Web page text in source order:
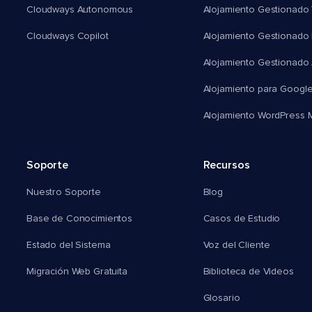
Cloudways Autonomous
Cloudways Copilot
Alojamiento Gestionado
Alojamiento Gestionado
Alojamiento Gestionado
Alojamiento para
Alojamiento WordPress
Soporte
Nuestro Soporte
Base de Conocimientos
Estado del Sistema
Migración Web Gratuita
Recursos
Blog
Casos de Estudio
Voz del Cliente
Biblioteca de Videos
Glosario